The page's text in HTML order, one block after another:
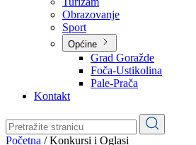
Historija (digitalni muzej)
Privreda
Turizam
Obrazovanje
Općine
Pale-Prača
Kontakt